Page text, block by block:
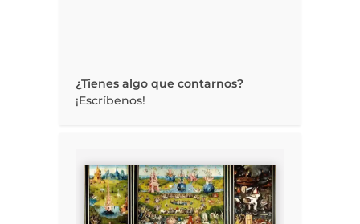
¿Tienes algo que contarnos?
¡Escríbenos!